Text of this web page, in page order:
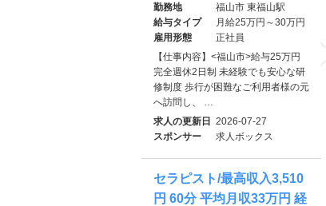
勤務地
福山市 東福山駅
給与タイプ
月給25万円～30万円
雇用形態
正社員
【仕事内容】<福山市>給与25万円
完全週休2日制 未経験でも安心な研
修制度 歩行が困難なご利用者様の元
へ訪問し、 …
求人の更新日 2026-07-27
スポンサー
求人ボックス
セラピスト/最高収入3,510
円 60分 平均月収33万円 経